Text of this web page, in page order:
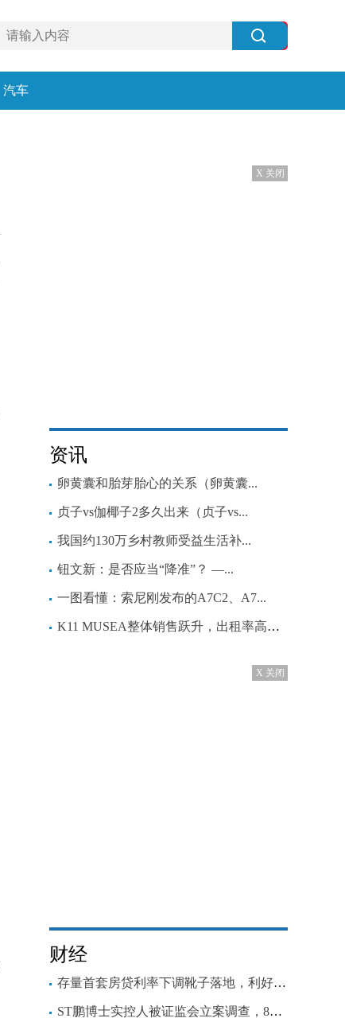
汽车
X 关闭
资讯
卵黄囊和胎芽胎心的关系（卵黄囊...
贞子vs伽椰子2多久出来（贞子vs...
我国约130万乡村教师受益生活补...
钮文新：是否应当“降准”？ —...
一图看懂：索尼刚发布的A7C2、A7...
K11 MUSEA整体销售跃升，出租率高达98%
X 关闭
财经
存量首套房贷利率下调靴子落地，利好哪些人？降多少？咋申请？
ST鹏博士实控人被证监会立案调查，8月份还有这些实控人被立案